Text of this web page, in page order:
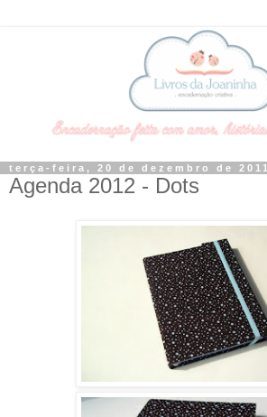
terça-feira, 20 de dezembro de 2011
Agenda 2012 - Dots